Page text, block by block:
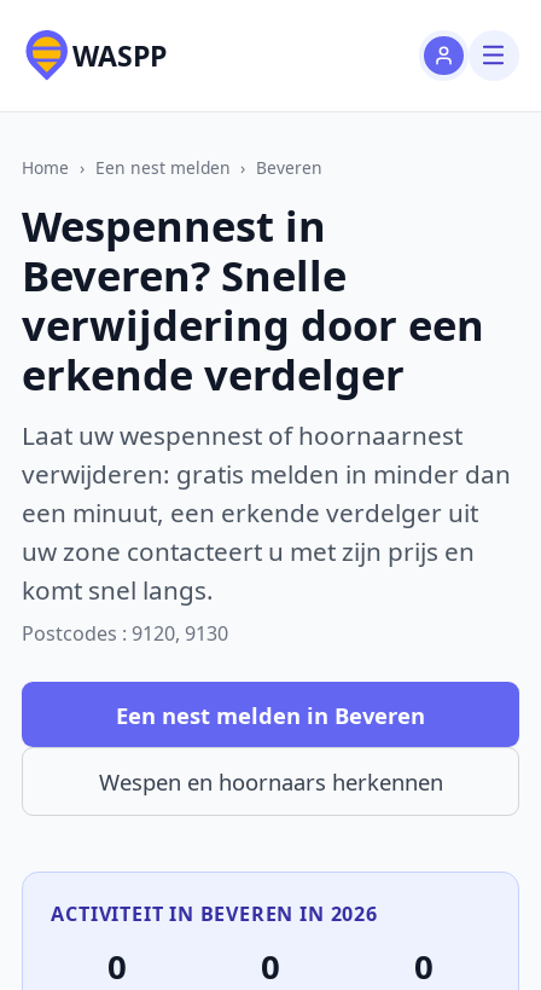
WASPP
Home › Een nest melden › Beveren
Wespennest in
Beveren? Snelle
verwijdering door een
erkende verdelger
Laat uw wespennest of hoornaarnest
verwijderen: gratis melden in minder dan
een minuut, een erkende verdelger uit
uw zone contacteert u met zijn prijs en
komt snel langs.
Postcodes : 9120, 9130
Een nest melden in Beveren
Wespen en hoornaars herkennen
ACTIVITEIT IN BEVEREN IN 2026
0 0 0